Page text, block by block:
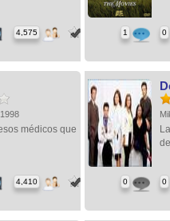
4,575 1 0
médicos que
4,410 0 0